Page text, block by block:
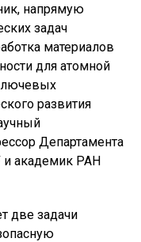
напрямую
задач
материалов
для атомной
развития
Департамента
академик РАН
две задачи